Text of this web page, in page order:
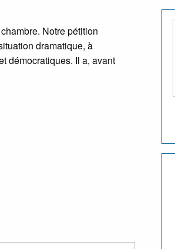
Notre pétition
dramatique, à
démocratiques. Il a, avant